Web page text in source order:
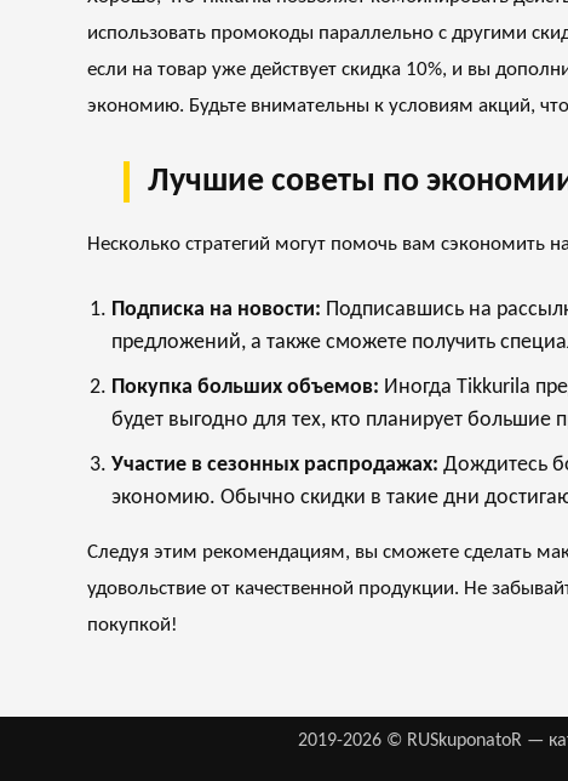
использовать промокоды параллельно с другими
если на товар уже действует скидка 10%, и вы
экономию. Будьте внимательны к условиям акций,
Лучшие советы по
Несколько стратегий могут помочь вам сэкономить
Подписка на новости: Подписавшись на
предложений, а также сможете получить
Покупка больших объемов: Иногда Tikkurila
будет выгодно для тех, кто планирует большие
Участие в сезонных распродажах: Дождитесь
экономию. Обычно скидки в такие дни
Следуя этим рекомендациям, вы сможете сделать
удовольствие от качественной продукции. Не
покупкой!
2019-2026 © RUSkuponatoR —